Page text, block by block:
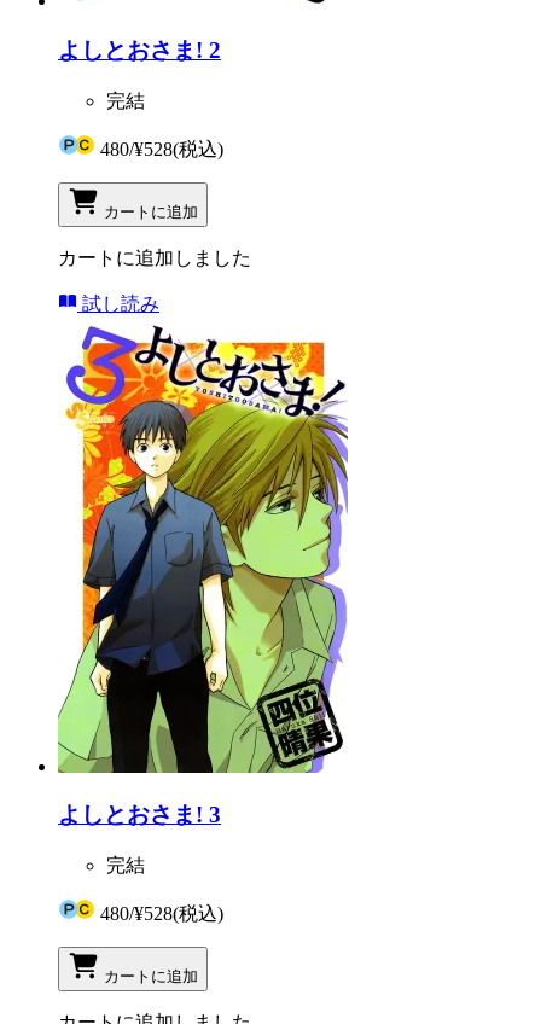
よしとおさま! 2
完結
480/¥528(税込)
カートに追加
カートに追加しました
試し読み
よしとおさま! 3
完結
480/¥528(税込)
カートに追加